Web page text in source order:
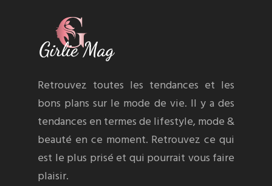
Retrouvez toutes les tendances et les
bons plans sur le mode de vie. Il y a des
tendances en termes de lifestyle, mode &
beauté en ce moment. Retrouvez ce qui
est le plus prisé et qui pourrait vous faire
plaisir.